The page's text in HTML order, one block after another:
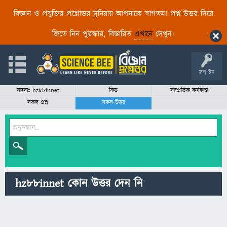
বিজ্ঞান ও প্রযুক্তির প্রশ্নোত্তর দুনিয়ায় আপনাকে স্বাগতম! প্রশ্ন-উত্তর দিয়ে
জিতে নিন পুরস্কার, বিস্তারিত এখানেদেখুন।
লগ ইন
সদস্যঃ hz88innet ফিড
সাম্প্রতিক কর্মকান্ড
সকল প্রশ্ন
সকল উত্তর
hz88innet কোন উত্তর দেন নি